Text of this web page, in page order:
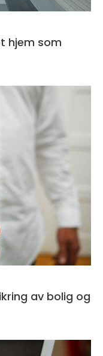
hjem som